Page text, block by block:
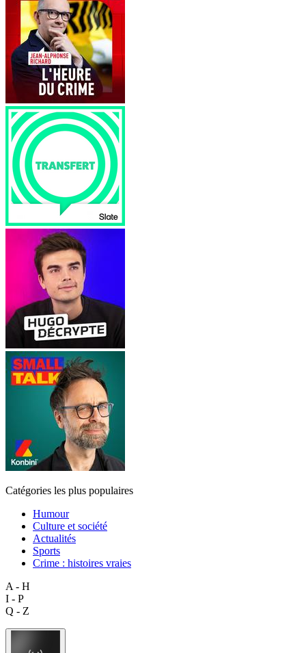
Catégories les plus populaires
Humour
Culture et société
Actualités
Sports
Crime : histoires vraies
A - H
I - P
Q - Z